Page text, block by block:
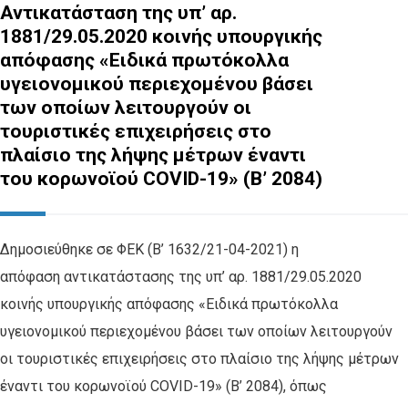
Αντικατάσταση της υπ’ αρ.
1881/29.05.2020 κοινής υπουργικής
απόφασης «Ειδικά πρωτόκολλα
υγειονομικού περιεχομένου βάσει
των οποίων λειτουργούν οι
τουριστικές επιχειρήσεις στο
πλαίσιο της λήψης μέτρων έναντι
του κορωνοϊού COVID-19» (Β’ 2084)
Δημοσιεύθηκε σε ΦΕΚ (Β’ 1632/21-04-2021) η
απόφαση αντικατάστασης της υπ’ αρ. 1881/29.05.2020
κοινής υπουργικής απόφασης «Ειδικά πρωτόκολλα
υγειονομικού περιεχομένου βάσει των οποίων λειτουργούν
οι τουριστικές επιχειρήσεις στο πλαίσιο της λήψης μέτρων
έναντι του κορωνοϊού COVID-19» (Β’ 2084), όπως